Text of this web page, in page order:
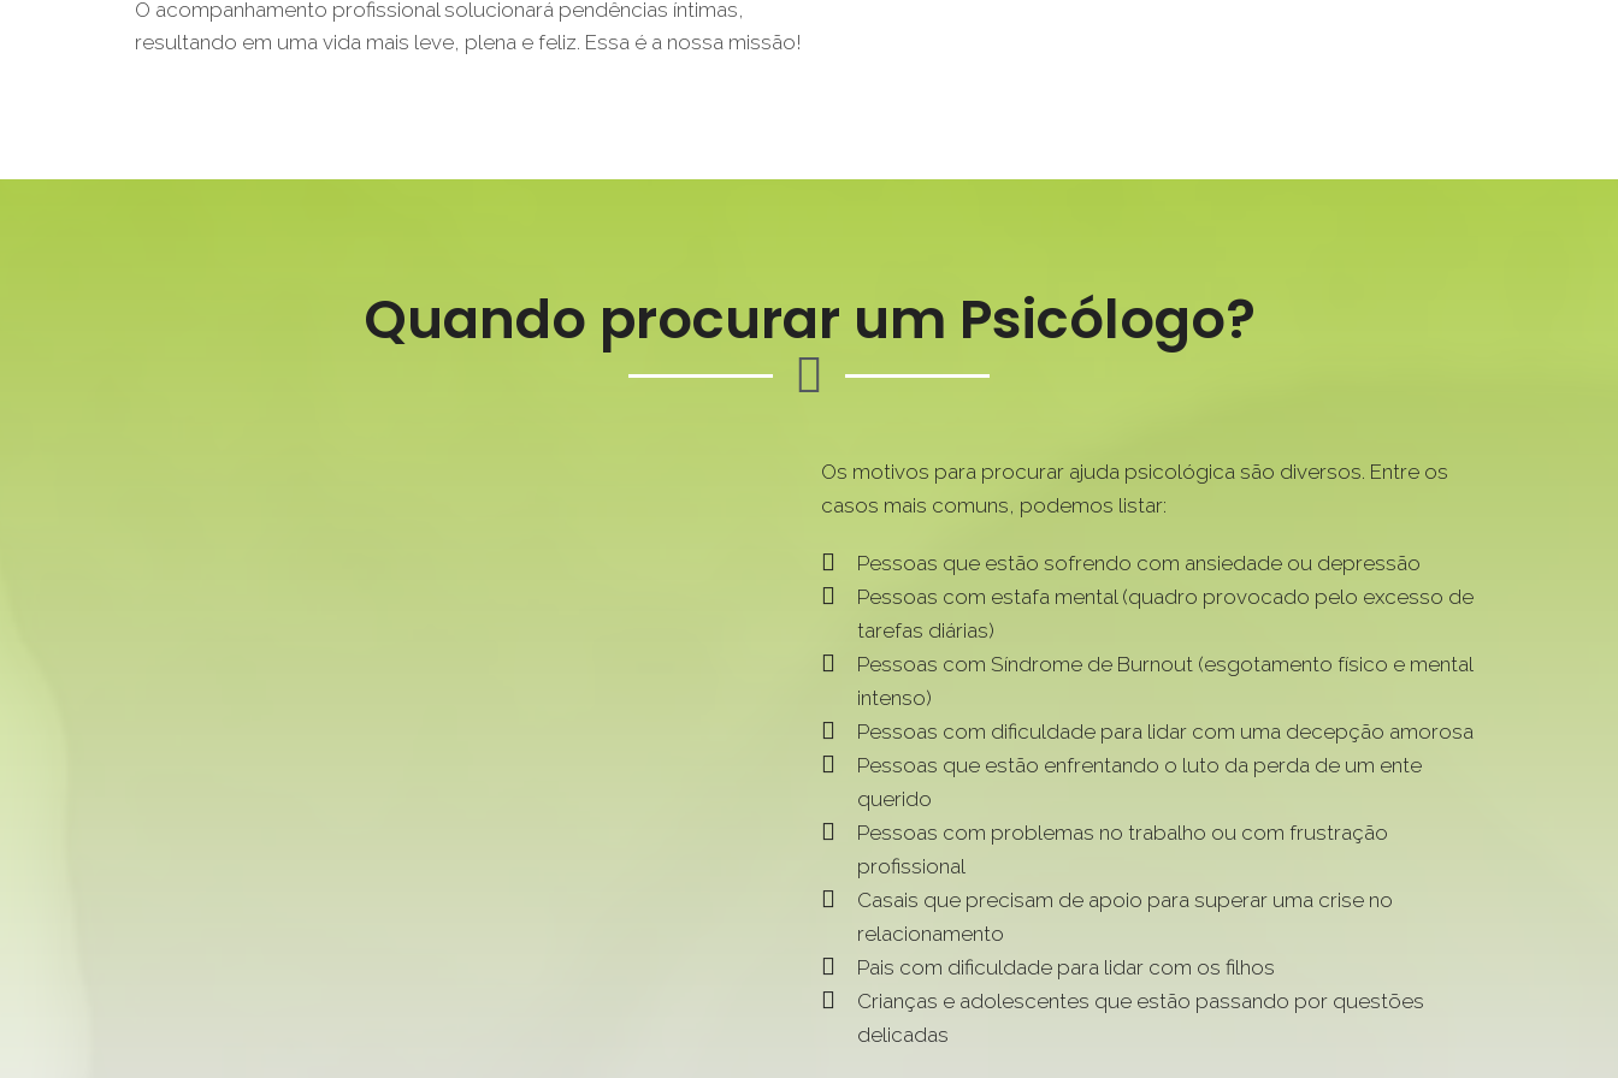
O acompanhamento profissional solucionará pendências íntimas,
resultando em uma vida mais leve, plena e feliz. Essa é a nossa missão!
Quando procurar um Psicólogo?
Os motivos para procurar ajuda psicológica são diversos. Entre os
casos mais comuns, podemos listar:
Pessoas que estão sofrendo com ansiedade ou depressão
Pessoas com estafa mental (quadro provocado pelo excesso de
tarefas diárias)
Pessoas com Síndrome de Burnout (esgotamento físico e mental
intenso)
Pessoas com dificuldade para lidar com uma decepção amorosa
Pessoas que estão enfrentando o luto da perda de um ente
querido
Pessoas com problemas no trabalho ou com frustração
profissional
Casais que precisam de apoio para superar uma crise no
relacionamento
Pais com dificuldade para lidar com os filhos
Crianças e adolescentes que estão passando por questões
delicadas